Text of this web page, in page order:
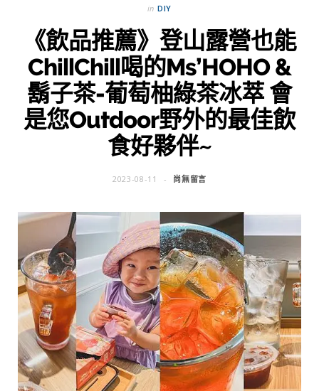
in DIY
《飲品推薦》登山露營也能
ChillChill喝的Ms’HOHO &
鬍子茶-葡萄柚綠茶冰萃 會
是您Outdoor野外的最佳飲
食好夥伴~
2023-08-11 尚無留言